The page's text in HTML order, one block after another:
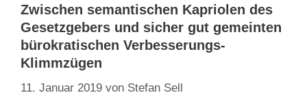
Zwischen semantischen Kapriolen des
Gesetzgebers und sicher gut gemeinten
bürokratischen Verbesserungs-
Klimmzügen
11. Januar 2019 von Stefan Sell